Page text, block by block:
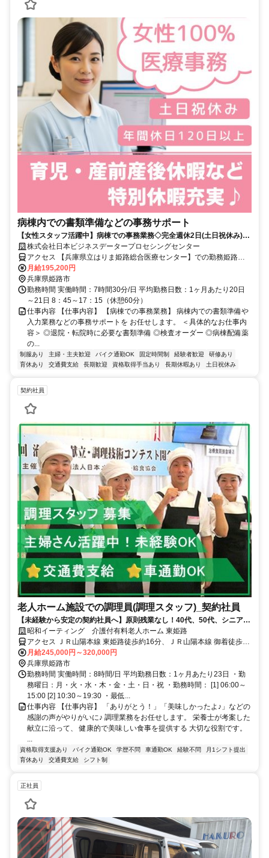
病棟内での書類準備などの事務サポート
【女性スタッフ活躍中】病棟での事務業務◇完全週休2日(土日祝休み)◇
未経験・ブランク歓迎！◇研修サポートあり◇女性活躍推進企業◇
株式会社日本ビジネスデータープロセシングセンター
アクセス 【兵庫県立はりま姫路総合医療センター】での勤務姫路駅
から徒歩約10分 ※自転車・バイク通勤OK！車応相談
月給195,200円
兵庫県姫路市
勤務時間 実働時間：7時間30分/日 平均勤務日数：1ヶ月あたり20日
～21日 8：45～17：15（休憩60分）
仕事内容 【仕事内容】 【病棟での事務業務】 病棟内での書類準備や
入力業務などの事務サポートを お任せします。 ＜具体的なお仕事内
容＞ ◎退院・転院時に必要な書類準備 ◎検査オーダー ◎病棟配備薬
の...
制服あり 主婦・主夫歓迎 バイク通勤OK 固定時間制 経験者歓迎
研修あり
育休あり
交通費支給 長期歓迎 資格取得手当あり 長期休暇あり 土日祝休み
契約社員
老人ホーム施設での調理員(調理スタッフ)_契約社員
【未経験から安定の契約社員へ】原則残業なし！40代、50代、シニア活
躍中！調理師免許がなくてもOK♪
昭和イーティング 介護付有料老人ホーム 東姫路
アクセス ＪＲ山陽本線 東姫路徒歩約16分、ＪＲ山陽本線 御着徒歩約
22分 神姫バス 「市川橋東詰」バス停より徒歩1分
月給245,000円～320,000円
兵庫県姫路市
勤務時間 実働時間：8時間/日 平均勤務日数：1ヶ月あたり23日 ・勤
務曜日：月・火・水・木・金・土・日・祝 ・勤務時間： [1] 06:00～
15:00 [2] 10:30～19:30 ・最低...
仕事内容 【仕事内容】 「ありがとう！」「美味しかったよ♪」などの
感謝の声がやりがいに♪ 調理業務をお任せします。 栄養士が考案した
献立に沿って、 健康的で美味しい食事を提供する 大切な役割です。
...
資格取得支援あり バイク通勤OK 学歴不問 車通勤OK 経験不問
月1シフト提出
育休あり
交通費支給 シフト制
正社員